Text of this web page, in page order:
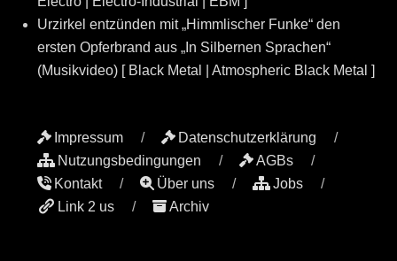
Urzirkel entzünden mit „Himmlischer Funke“ den
ersten Opferbrand aus „In Silbernen Sprachen“
(Musikvideo) [ Black Metal | Atmospheric Black Metal ]
Impressum
Datenschutzerklärung
Nutzungsbedingungen
AGBs
Kontakt
Über uns
Jobs
Link 2 us
Archiv